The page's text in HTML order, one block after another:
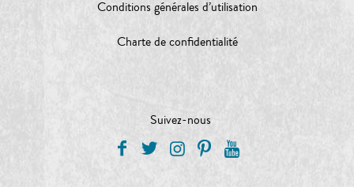
Conditions générales d’utilisation
Charte de confidentialité
Suivez-nous